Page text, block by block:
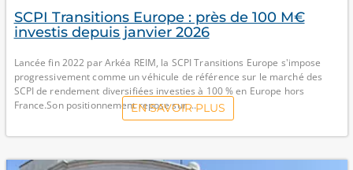
SCPI Transitions Europe : près de 100 M€
investis depuis janvier 2026
Lancée fin 2022 par Arkéa REIM, la SCPI Transitions Europe s'impose
progressivement comme un véhicule de référence sur le marché des
SCPI de rendement diversifiées investies à 100 % en Europe hors
France.Son positionnement repose sur ...
EN SAVOIR PLUS